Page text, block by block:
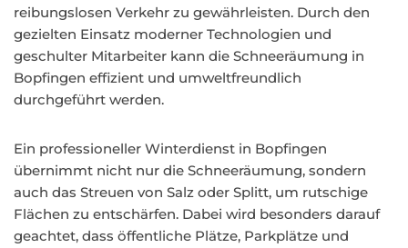
reibungslosen Verkehr zu gewährleisten. Durch den
gezielten Einsatz moderner Technologien und
geschulter Mitarbeiter kann die Schneeräumung in
Bopfingen effizient und umweltfreundlich
durchgeführt werden.
Ein professioneller Winterdienst in Bopfingen
übernimmt nicht nur die Schneeräumung, sondern
auch das Streuen von Salz oder Splitt, um rutschige
Flächen zu entschärfen. Dabei wird besonders darauf
geachtet, dass öffentliche Plätze, Parkplätze und